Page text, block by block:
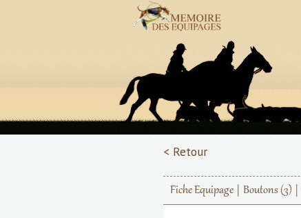
< Retour
Fiche Equipage Boutons (3)